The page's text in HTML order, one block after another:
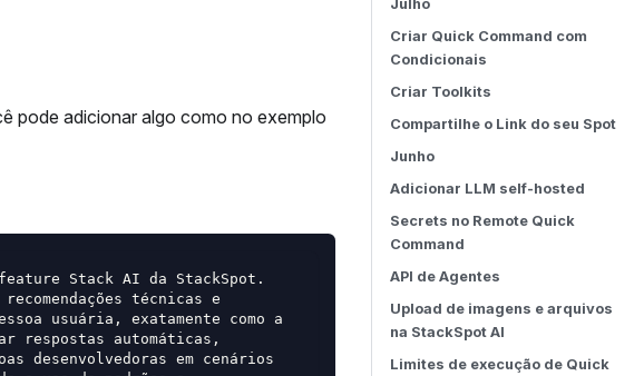
pode adicionar algo como no exemplo
Stack AI da StackSpot.
técnicas e
usuária, exatamente como a
respostas automáticas,
desenvolvedoras em cenários
Julho
Criar Quick Command com
Condicionais
Criar Toolkits
Compartilhe o Link do seu Spot
Junho
Adicionar LLM self-hosted
Secrets no Remote Quick
Command
API de Agentes
Upload de imagens e arquivos
na StackSpot AI
Limites de execução de Quick